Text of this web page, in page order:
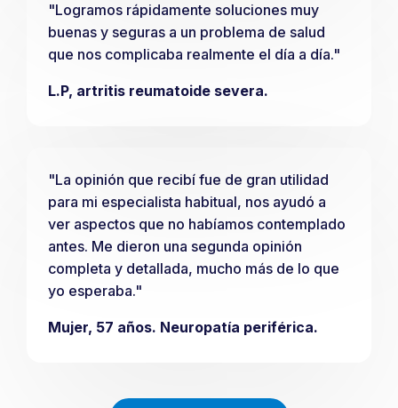
"Logramos rápidamente soluciones muy
buenas y seguras a un problema de salud
que nos complicaba realmente el día a día."
L.P, artritis reumatoide severa.
"La opinión que recibí fue de gran utilidad
para mi especialista habitual, nos ayudó a
ver aspectos que no habíamos contemplado
antes. Me dieron una segunda opinión
completa y detallada, mucho más de lo que
yo esperaba."
Mujer, 57 años. Neuropatía periférica.